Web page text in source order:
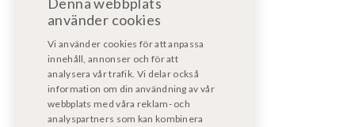
bodelsverkstad@fritidsfordonost.se
För motorservice/reparation:
motorverkstad@kpmf.nu
För garantiärenden:
bodelsverkstad@fritidsfordonost.se
använder cookies
Vi använder cookies för att anpassa
innehåll, annonser och för att
analysera vår trafik. Vi delar också
information om din användning av vår
webbplats med våra reklam- och
analyspartners som kan kombinera